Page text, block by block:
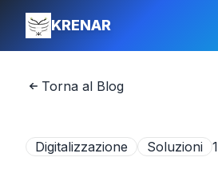
KRENAR
Torna al Blog
Digitalizzazione Soluzioni